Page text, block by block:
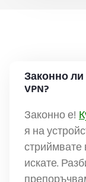
Законно
VPN?
Законно е!
я на
стриймвате
искате.